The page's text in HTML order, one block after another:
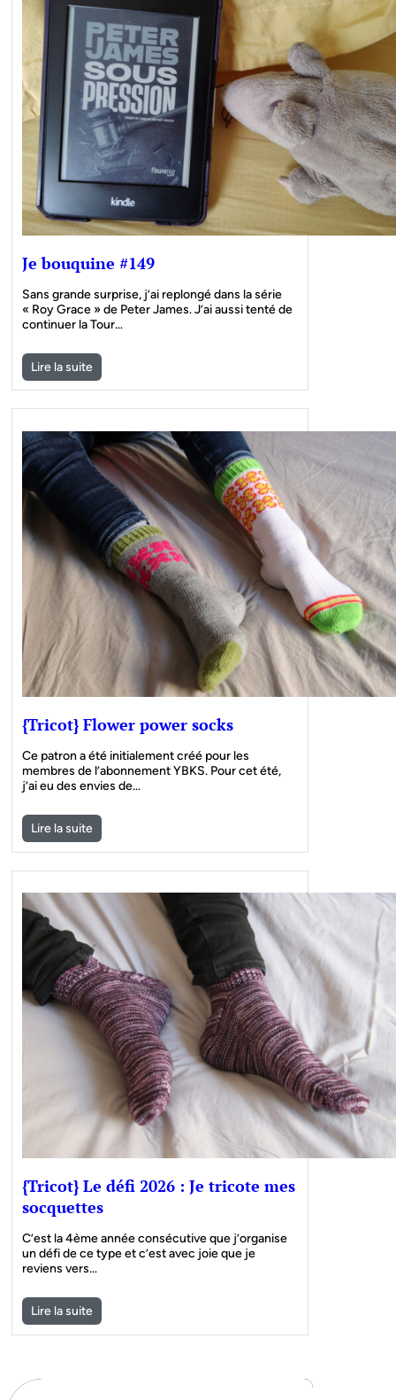
Je bouquine #149
Sans grande surprise, j’ai replongé dans la série
« Roy Grace » de Peter James. J’ai aussi tenté de
continuer la Tour…
Lire la suite
{Tricot} Flower power socks
Ce patron a été initialement créé pour les
membres de l’abonnement YBKS. Pour cet été,
j’ai eu des envies de…
Lire la suite
{Tricot} Le défi 2026 : Je tricote mes
socquettes
C’est la 4ème année consécutive que j’organise
un défi de ce type et c’est avec joie que je
reviens vers…
Lire la suite